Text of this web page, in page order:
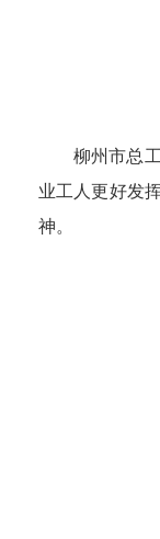
柳州市总
业工人更好发
神。